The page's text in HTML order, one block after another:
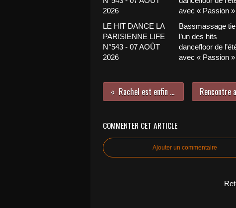
LE HIT DANCE LA
PARISIENNE LIFE
N°543 - 07 AOÛT
2026
Bassmassage
l’un des hits
dancefloor de
avec « Passion »
Rachel est enfin de retour avec « Fou » !
COMMENTER CET ARTICLE
Ajouter un commentaire